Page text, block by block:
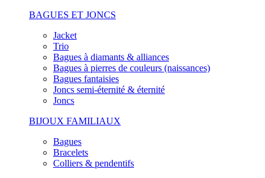
BAGUES ET JONCS
Jacket
Trio
Bagues à diamants & alliances
Bagues à pierres de couleurs (naissances)
Bagues fantaisies
Joncs semi-éternité & éternité
Joncs
BIJOUX FAMILIAUX
Bagues
Bracelets
Colliers & pendentifs